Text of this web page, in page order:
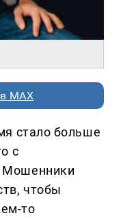
MAX
стало больше
с
чтобы
то